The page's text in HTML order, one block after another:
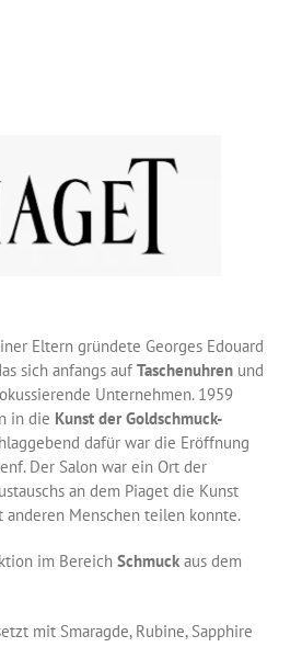
Eltern gründete Georges Edouard
sich anfangs auf Taschenuhrenund
Unternehmen. 1959
in die Kunst der Goldschmuck-
dafür war die Eröffnung
Der Salon war ein Ort der
an dem Piaget die Kunst
Menschen teilen konnte.
im Bereich Schmuckaus dem
mit Smaragde, Rubine, Sapphire